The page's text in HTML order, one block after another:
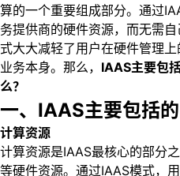
算的一个重要组成部分。通过
务提供商的硬件资源，而无需
式大大减轻了用户在硬件管理
业务本身。那么， IAAS主要包
么？
一、IAAS主要包括
计算资源
计算资源是IAAS最核心的部分
等硬件资源。通过IAAS模式，